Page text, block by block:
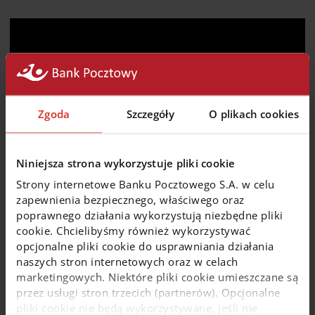
Zgoda Szczegóły O plikach cookies
Niniejsza strona wykorzystuje pliki cookie
Strony internetowe Banku Pocztowego S.A. w celu
zapewnienia bezpiecznego, właściwego oraz
poprawnego działania wykorzystują niezbędne pliki
cookie. Chcielibyśmy również wykorzystywać
opcjonalne pliki cookie do usprawniania działania
naszych stron internetowych oraz w celach
marketingowych. Niektóre pliki cookie umieszczane są
przez usługi stron trzecich (partnerów). Opcjonalne
pliki cookie nie będą wykorzystywane, jeśli nie
Bezpieczna bankowość
Nasza bankowość spełnia najwyższe standardy bezpieczeństwa.
Pamiętaj jednak, że bezpieczeństwo operacji wykonywanych